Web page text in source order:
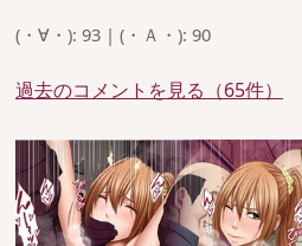
(・∀・): 93 | (・Ａ・): 90
過去のコメントを見る（65件）